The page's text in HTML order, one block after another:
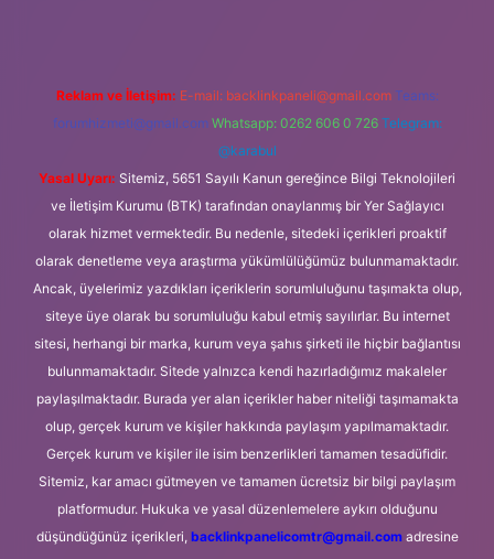
Reklam ve İletişim: E-mail: backlinkpaneli@gmail.com Teams:
forumhizmeti@gmail.com Whatsapp: 0262 606 0 726 Telegram:
@karabul
Yasal Uyarı: Sitemiz, 5651 Sayılı Kanun gereğince Bilgi Teknolojileri
ve İletişim Kurumu (BTK) tarafından onaylanmış bir Yer Sağlayıcı
olarak hizmet vermektedir. Bu nedenle, sitedeki içerikleri proaktif
olarak denetleme veya araştırma yükümlülüğümüz bulunmamaktadır.
Ancak, üyelerimiz yazdıkları içeriklerin sorumluluğunu taşımakta olup,
siteye üye olarak bu sorumluluğu kabul etmiş sayılırlar. Bu internet
sitesi, herhangi bir marka, kurum veya şahıs şirketi ile hiçbir bağlantısı
bulunmamaktadır. Sitede yalnızca kendi hazırladığımız makaleler
paylaşılmaktadır. Burada yer alan içerikler haber niteliği taşımamakta
olup, gerçek kurum ve kişiler hakkında paylaşım yapılmamaktadır.
Gerçek kurum ve kişiler ile isim benzerlikleri tamamen tesadüfidir.
Sitemiz, kar amacı gütmeyen ve tamamen ücretsiz bir bilgi paylaşım
platformudur. Hukuka ve yasal düzenlemelere aykırı olduğunu
düşündüğünüz içerikleri, backlinkpanelicomtr@gmail.comadresine